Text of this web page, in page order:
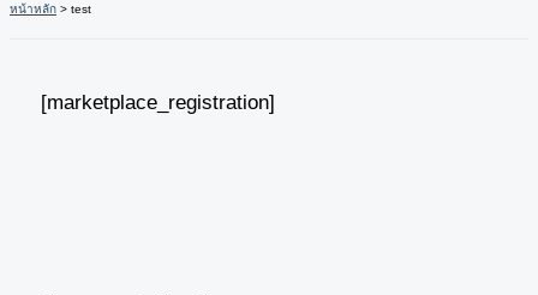
หน้าหลัก test
[marketplace_registration]